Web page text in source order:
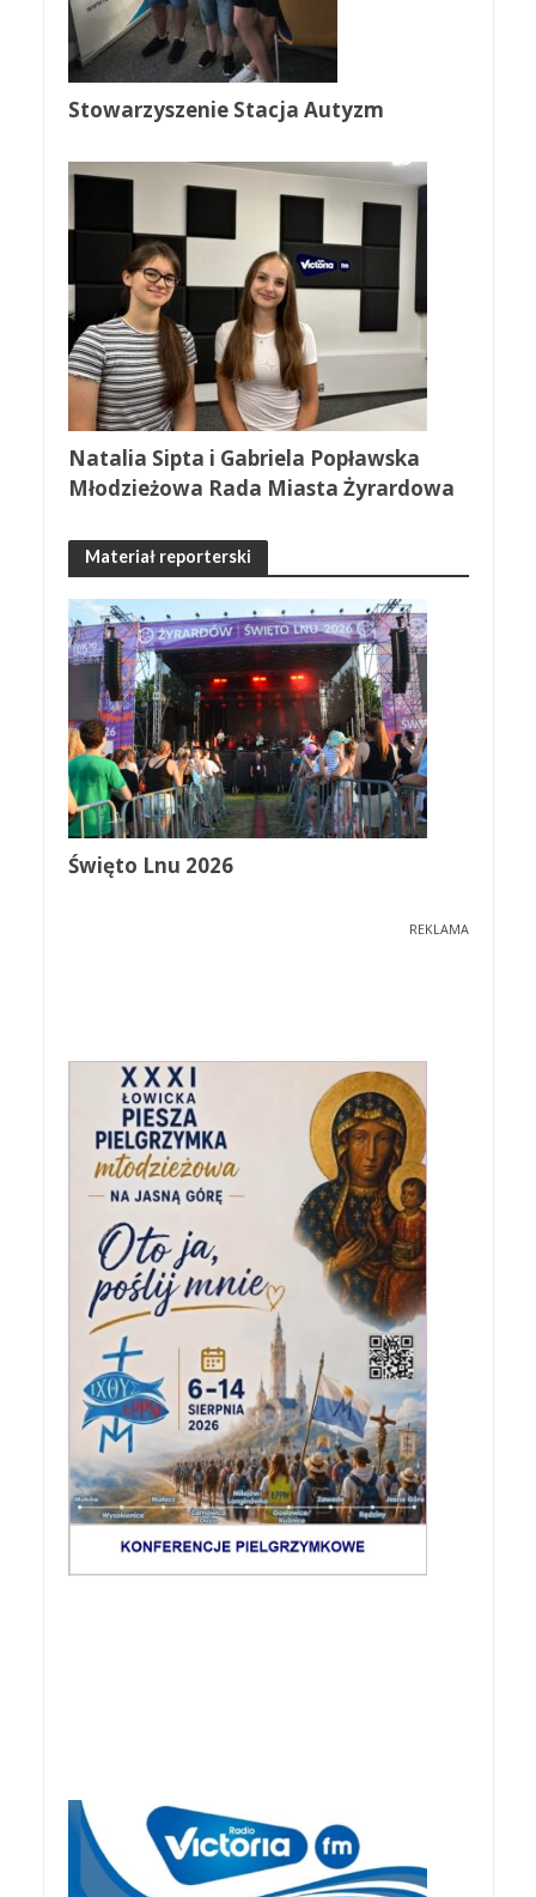
Stowarzyszenie Stacja Autyzm
Natalia Sipta i Gabriela Popławska
Młodzieżowa Rada Miasta Żyrardowa
Materiał reporterski
Święto Lnu 2026
REKLAMA